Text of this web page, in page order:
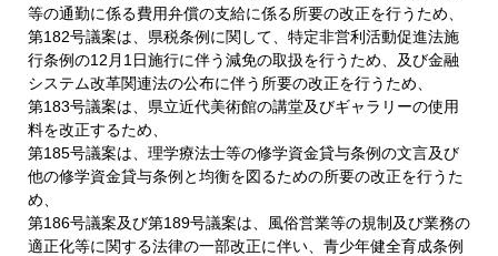
等の通勤に係る費用弁償の支給に係る所要の改正を行うため、
第182号議案は、県税条例に関して、特定非営利活動促進法施
行条例の12月1日施行に伴う減免の取扱を行うため、及び金融
システム改革関連法の公布に伴う所要の改正を行うため、
第183号議案は、県立近代美術館の講堂及びギャラリーの使用
料を改正するため、
第185号議案は、理学療法士等の修学資金貸与条例の文言及び
他の修学資金貸与条例と均衡を図るための所要の改正を行うた
め、
第186号議案及び第189号議案は、風俗営業等の規制及び業務の
適正化等に関する法律の一部改正に伴い、青少年健全育成条例